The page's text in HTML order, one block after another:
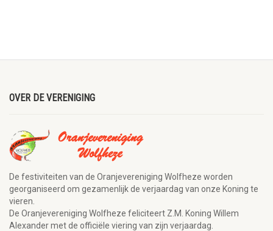
OVER DE VERENIGING
De festiviteiten van de Oranjevereniging Wolfheze worden
georganiseerd om gezamenlijk de verjaardag van onze Koning te
vieren.
De Oranjevereniging Wolfheze feliciteert Z.M. Koning Willem
Alexander met de officiële viering van zijn verjaardag.